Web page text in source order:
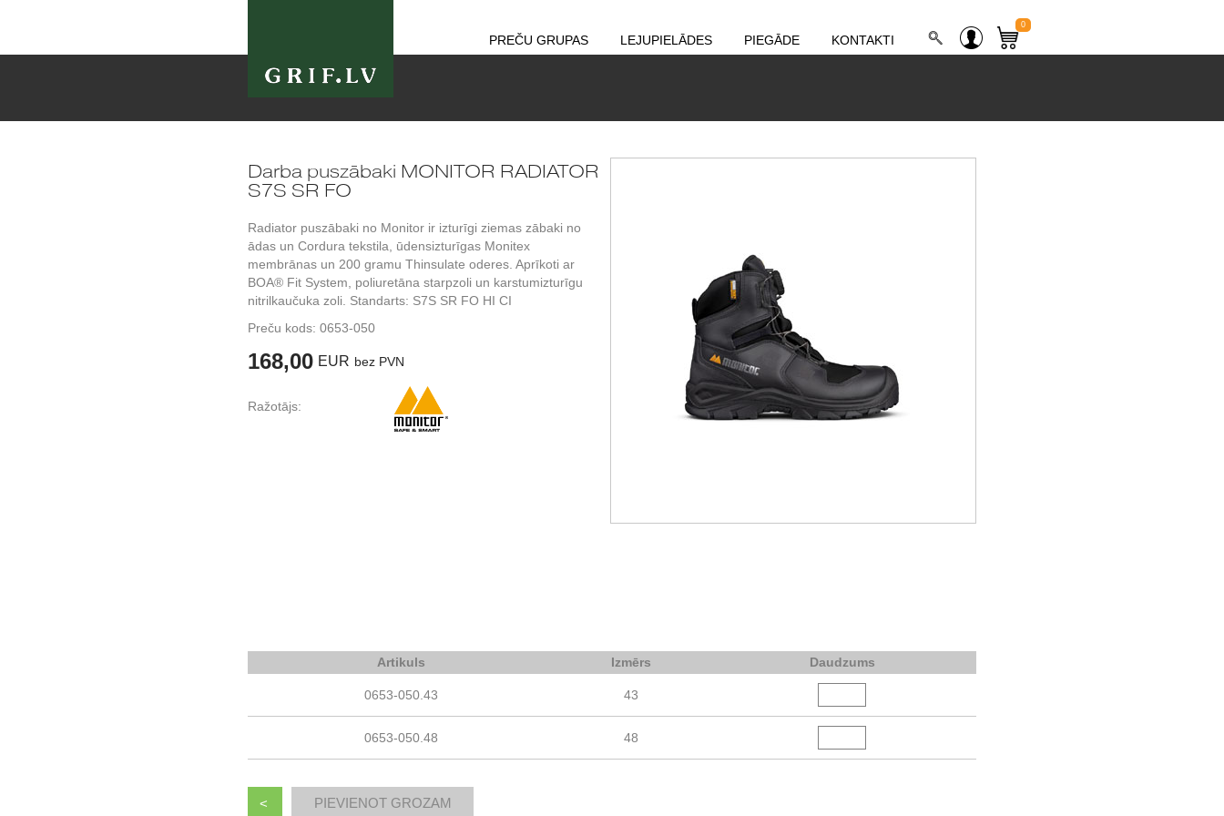
PREČU GRUPAS LEJUPIELĀDES PIEGĀDE KONTAKTI
0
Darba puszābaki MONITOR RADIATOR
S7S SR FO
Radiator puszābaki no Monitor ir izturīgi ziemas zābaki no
ādas un Cordura tekstila, ūdensizturīgas Monitex
membrānas un 200 gramu Thinsulate oderes. Aprīkoti ar
BOA® Fit System, poliuretāna starpzoli un karstumizturīgu
nitrilkaučuka zoli. Standarts: S7S SR FO HI CI
Preču kods: 0653-050
168,00 EUR bez PVN
Ražotājs:
Artikuls Izmērs Daudzums
0653-050.43 43
0653-050.48 48
<